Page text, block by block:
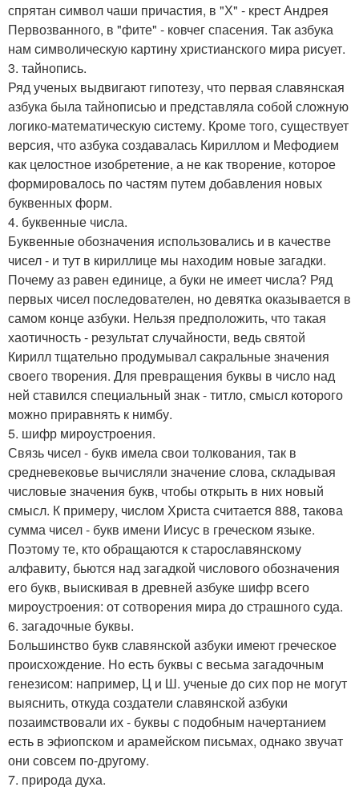
спрятан символ чаши причастия, в "Х" - крест Андрея
Первозванного, в "фите" - ковчег спасения. Так азбука
нам символическую картину христианского мира рисует.
3. тайнопись.
Ряд ученых выдвигают гипотезу, что первая славянская
азбука была тайнописью и представляла собой сложную
логико-математическую систему. Кроме того, существует
версия, что азбука создавалась Кириллом и Мефодием
как целостное изобретение, а не как творение, которое
формировалось по частям путем добавления новых
буквенных форм.
4. буквенные числа.
Буквенные обозначения использовались и в качестве
чисел - и тут в кириллице мы находим новые загадки.
Почему аз равен единице, а буки не имеет числа? Ряд
первых чисел последователен, но девятка оказывается в
самом конце азбуки. Нельзя предположить, что такая
хаотичность - результат случайности, ведь святой
Кирилл тщательно продумывал сакральные значения
своего творения. Для превращения буквы в число над
ней ставился специальный знак - титло, смысл которого
можно приравнять к нимбу.
5. шифр мироустроения.
Связь чисел - букв имела свои толкования, так в
средневековье вычисляли значение слова, складывая
числовые значения букв, чтобы открыть в них новый
смысл. К примеру, числом Христа считается 888, такова
сумма чисел - букв имени Иисус в греческом языке.
Поэтому те, кто обращаются к старославянскому
алфавиту, бьются над загадкой числового обозначения
его букв, выискивая в древней азбуке шифр всего
мироустроения: от сотворения мира до страшного суда.
6. загадочные буквы.
Большинство букв славянской азбуки имеют греческое
происхождение. Но есть буквы с весьма загадочным
генезисом: например, Ц и Ш. ученые до сих пор не могут
выяснить, откуда создатели славянской азбуки
позаимствовали их - буквы с подобным начертанием
есть в эфиопском и арамейском письмах, однако звучат
они совсем по-другому.
7. природа духа.